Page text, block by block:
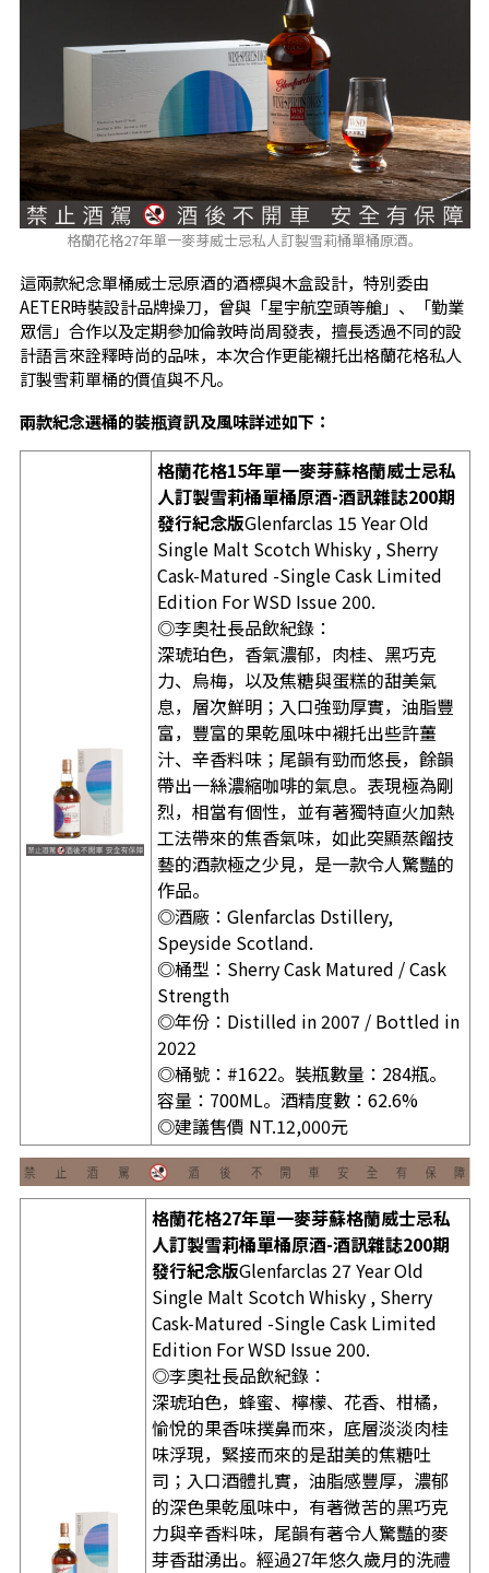
格蘭花格27年單一麥芽威士忌私人訂製雪莉桶單桶原酒。
這兩款紀念單桶威士忌原酒的酒標與木盒設計，特別委由
AETER時裝設計品牌操刀，曾與「星宇航空頭等艙」、「勤業
眾信」合作以及定期參加倫敦時尚周發表，擅長透過不同的設
計語言來詮釋時尚的品味，本次合作更能襯托出格蘭花格私人
訂製雪莉單桶的價值與不凡。
兩款紀念選桶的裝瓶資訊及風味詳述如下：
格蘭花格15年單一麥芽蘇格蘭威士忌私
人訂製雪莉桶單桶原酒-酒訊雜誌200期
發行紀念版Glenfarclas 15 Year Old
Single Malt Scotch Whisky , Sherry
Cask-Matured -Single Cask Limited
Edition For WSD Issue 200.
◎李奧社長品飲紀錄：
深琥珀色，香氣濃郁，肉桂、黑巧克
力、烏梅，以及焦糖與蛋糕的甜美氣
息，層次鮮明；入口強勁厚實，油脂豐
富，豐富的果乾風味中襯托出些許薑
汁、辛香料味；尾韻有勁而悠長，餘韻
帶出一絲濃縮咖啡的氣息。表現極為剛
烈，相當有個性，並有著獨特直火加熱
工法帶來的焦香氣味，如此突顯蒸餾技
藝的酒款極之少見，是一款令人驚豔的
作品。
◎酒廠：Glenfarclas Dstillery,
Speyside Scotland.
◎桶型：Sherry Cask Matured / Cask
Strength
◎年份：Distilled in 2007 / Bottled in
2022
◎桶號：#1622。裝瓶數量：284瓶。
容量：700ML。酒精度數：62.6%
◎建議售價 NT.12,000元
格蘭花格27年單一麥芽蘇格蘭威士忌私
人訂製雪莉桶單桶原酒-酒訊雜誌200期
發行紀念版Glenfarclas 27 Year Old
Single Malt Scotch Whisky , Sherry
Cask-Matured -Single Cask Limited
Edition For WSD Issue 200.
◎李奧社長品飲紀錄：
深琥珀色，蜂蜜、檸檬、花香、柑橘，
愉悅的果香味撲鼻而來，底層淡淡肉桂
味浮現，緊接而來的是甜美的焦糖吐
司；入口酒體扎實，油脂感豐厚，濃郁
的深色果乾風味中，有著微苦的黑巧克
力與辛香料味，尾韻有著令人驚豔的麥
芽香甜湧出。經過27年悠久歲月的洗禮